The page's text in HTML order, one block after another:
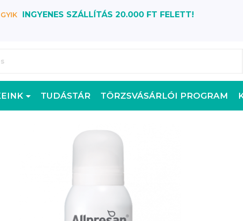
GYIK
INGYENES SZÁLLÍTÁS 20.000 FT FELETT!
TUDÁSTÁR TÖRZSVÁSÁRLÓI PROGRAM